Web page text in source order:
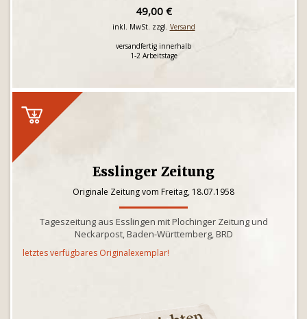
49,00 €
inkl. MwSt. zzgl. Versand
versandfertig innerhalb
1-2 Arbeitstage
Esslinger Zeitung
Originale Zeitung vom Freitag, 18.07.1958
Tageszeitung aus Esslingen mit Plochinger Zeitung und
Neckarpost, Baden-Württemberg, BRD
letztes verfügbares Originalexemplar!